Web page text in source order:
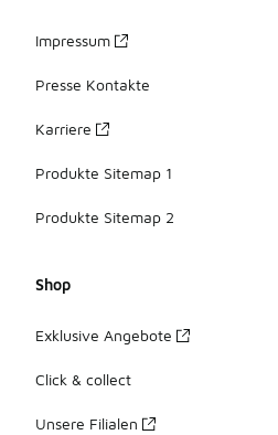
Impressum
Presse Kontakte
Karriere
Produkte Sitemap 1
Produkte Sitemap 2
Shop
Exklusive Angebote
Click & collect
Unsere Filialen